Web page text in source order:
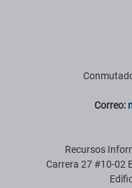
Correo:
Recursos
Carrera 27 #10-02